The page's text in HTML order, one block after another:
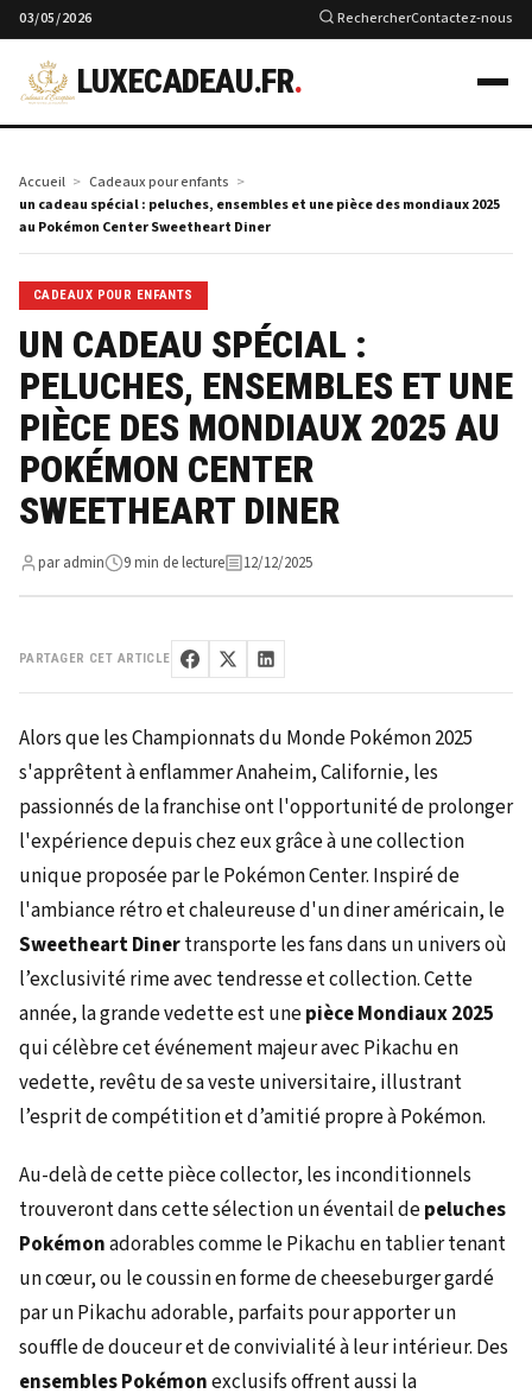
03/05/2026 RechercherContactez-nous
LUXECADEAU.FR.
Accueil
Cadeaux pour enfants
un cadeau spécial : peluches, ensembles et une pièce des mondiaux 2025
au Pokémon Center Sweetheart Diner
CADEAUX POUR ENFANTS
UN CADEAU SPÉCIAL :
PELUCHES, ENSEMBLES ET UNE
PIÈCE DES MONDIAUX 2025 AU
POKÉMON CENTER
SWEETHEART DINER
par admin 9 min de lecture 12/12/2025
PARTAGER CET ARTICLE
Alors que les Championnats du Monde Pokémon 2025
s'apprêtent à enflammer Anaheim, Californie, les
passionnés de la franchise ont l'opportunité de prolonger
l'expérience depuis chez eux grâce à une collection
unique proposée par le Pokémon Center. Inspiré de
l'ambiance rétro et chaleureuse d'un diner américain, le
Sweetheart Dinertransporte les fans dans un univers où
l’exclusivité rime avec tendresse et collection. Cette
année, la grande vedette est unepièce Mondiaux 2025
qui célèbre cet événement majeur avec Pikachu en
vedette, revêtu de sa veste universitaire, illustrant
l’esprit de compétition et d’amitié propre à Pokémon.
Au-delà de cette pièce collector, les inconditionnels
trouveront dans cette sélection un éventail depeluches
Pokémonadorables comme le Pikachu en tablier tenant
un cœur, ou le coussin en forme de cheeseburger gardé
par un Pikachu adorable, parfaits pour apporter un
souffle de douceur et de convivialité à leur intérieur. Des
ensembles Pokémonexclusifs offrent aussi la